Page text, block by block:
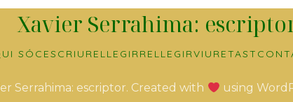
Xavier Serrahima:
SÓC ESCRIURE LLEGIRRELLEGIRVIURETAST
Serrahima: escriptor. Created with using